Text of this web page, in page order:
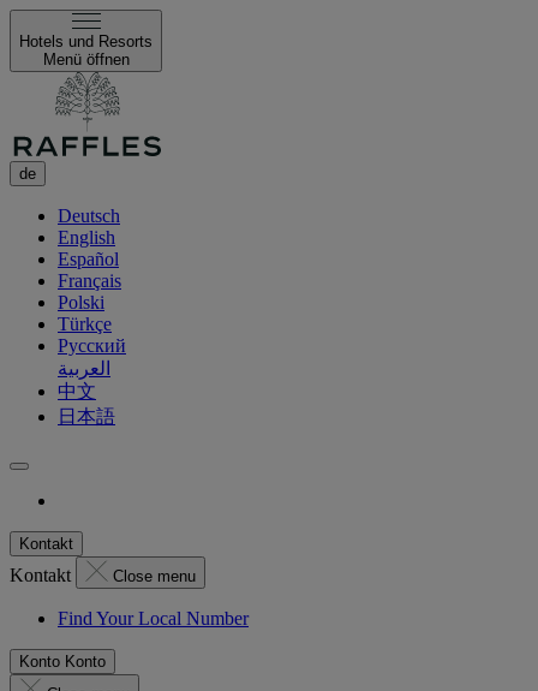
Hotels und Resorts
Menü öffnen
de
Deutsch
English
Español
Français
Polski
Türkçe
Русский
العربية
中文
日本語
Kontakt
Kontakt Close menu
Find Your Local Number
Konto Konto